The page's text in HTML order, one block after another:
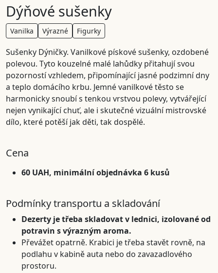
Dýňové sušenky
Vanilka Výrazné Figurky
Sušenky Dýničky. Vanilkové pískové sušenky, ozdobené
polevou. Tyto kouzelné malé lahůdky přitahují svou
pozorností vzhledem, připomínající jasné podzimní dny
a teplo domácího krbu. Jemné vanilkové těsto se
harmonicky snoubí s tenkou vrstvou polevy, vytvářející
nejen vynikající chuť, ale i skutečné vizuální mistrovské
dílo, které potěší jak děti, tak dospělé.
Cena
60 UAH, minimální objednávka 6 kusů
Podmínky transportu a skladování
Dezerty je třeba skladovat v lednici, izolované od
potravin s výrazným aroma.
Převážet opatrně. Krabici je třeba stavět rovně, na
podlahu v kabině auta nebo do zavazadlového
prostoru.